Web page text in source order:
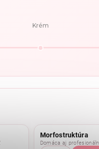
Krém
Morfostruktúra
Domáca aj